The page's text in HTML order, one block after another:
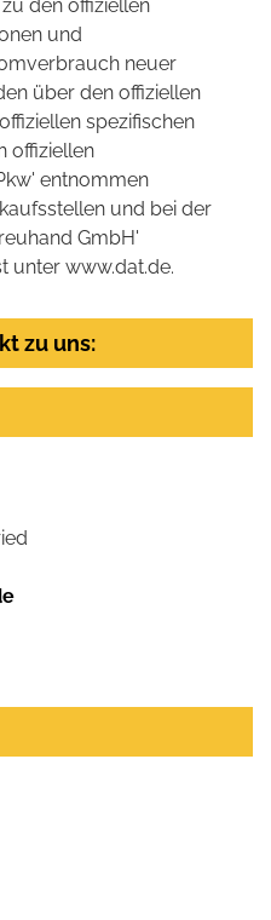
den offiziellen
und
neuer
über den offiziellen
spezifischen
offiziellen
entnommen
und bei der
GmbH'
unter www.dat.de.
zu uns: